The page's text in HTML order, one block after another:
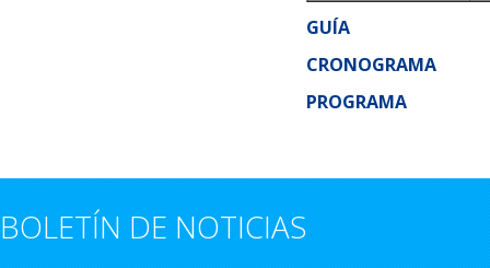
GUÍA
CRONOGRAMA
PROGRAMA
BOLETÍN DE NOTICIAS